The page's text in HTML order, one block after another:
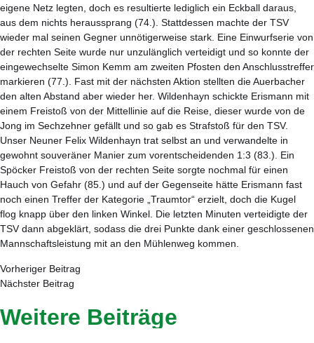
eigene Netz legten, doch es resultierte lediglich ein Eckball daraus,
aus dem nichts heraussprang (74.). Stattdessen machte der TSV
wieder mal seinen Gegner unnötigerweise stark. Eine Einwurfserie von
der rechten Seite wurde nur unzulänglich verteidigt und so konnte der
eingewechselte Simon Kemm am zweiten Pfosten den Anschlusstreffer
markieren (77.). Fast mit der nächsten Aktion stellten die Auerbacher
den alten Abstand aber wieder her. Wildenhayn schickte Erismann mit
einem Freistoß von der Mittellinie auf die Reise, dieser wurde von de
Jong im Sechzehner gefällt und so gab es Strafstoß für den TSV.
Unser Neuner Felix Wildenhayn trat selbst an und verwandelte in
gewohnt souveräner Manier zum vorentscheidenden 1:3 (83.). Ein
Spöcker Freistoß von der rechten Seite sorgte nochmal für einen
Hauch von Gefahr (85.) und auf der Gegenseite hätte Erismann fast
noch einen Treffer der Kategorie „Traumtor“ erzielt, doch die Kugel
flog knapp über den linken Winkel. Die letzten Minuten verteidigte der
TSV dann abgeklärt, sodass die drei Punkte dank einer geschlossenen
Mannschaftsleistung mit an den Mühlenweg kommen.
Vorheriger Beitrag
Nächster Beitrag
Weitere Beiträge